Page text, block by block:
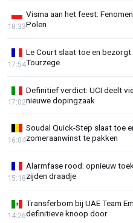
Visma aan het feest:
Polen
18:33
Le Court slaat toe en bezorgt
Tourzege
17:54
Definitief verdict: UCI deelt
nieuwe dopingzaak
17:02
Soudal Quick-Step slaat toe
zomeraanwinst te pakken
16:04
Alarmfase rood: opnieuw
zijden draadje
15:18
Transferbom bij UAE Team
definitieve knoop door
14:26